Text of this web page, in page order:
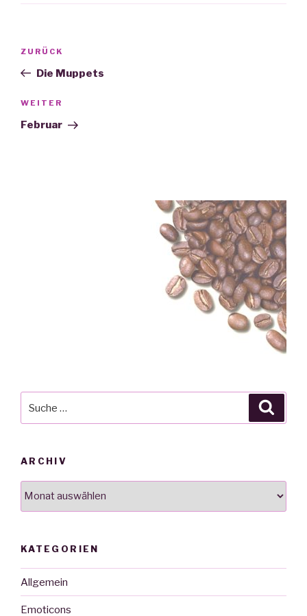
Beitrags-
Vorheriger
Beitrag
ZURÜCK
Die Muppets
Nächster
Beitrag
WEITER
Februar
ARCHIV
Archiv
KATEGORIEN
Allgemein
Emoticons